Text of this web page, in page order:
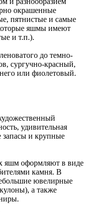
окрашенные
пятнистые и самые
яшмы имеют
и т.п.).
до темно-
сургучно-красный,
или фиолетовый.
удивительная
запасы и крупные
яшм оформляют в виде
камня. В
ювелирные
а также